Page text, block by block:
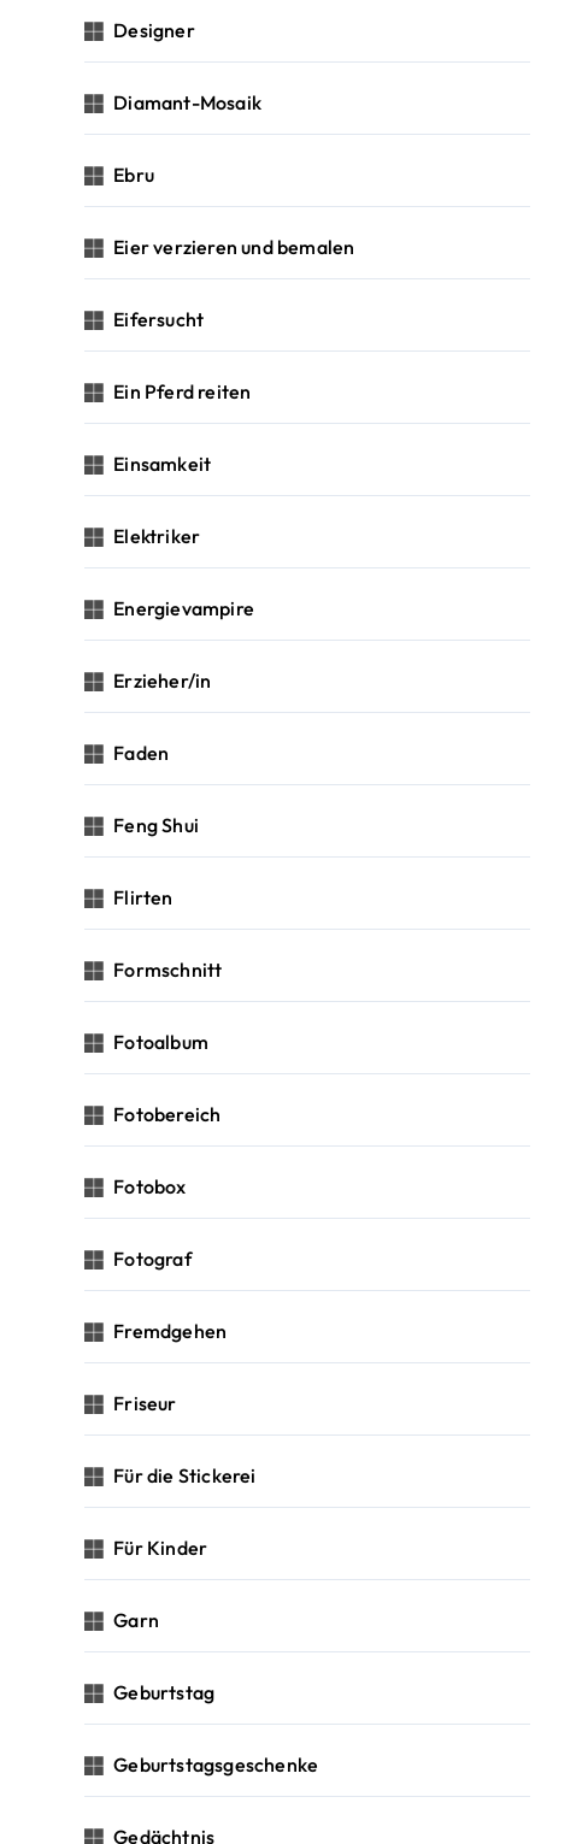
Designer
Diamant-Mosaik
Ebru
Eier verzieren und bemalen
Eifersucht
Ein Pferd reiten
Einsamkeit
Elektriker
Energievampire
Erzieher/in
Faden
Feng Shui
Flirten
Formschnitt
Fotoalbum
Fotobereich
Fotobox
Fotograf
Fremdgehen
Friseur
Für die Stickerei
Für Kinder
Garn
Geburtstag
Geburtstagsgeschenke
Gedächtnis